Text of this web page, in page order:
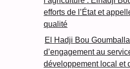
efforts de l’État et
qualité
El Hadji Bou
d’engagement au
développement local et